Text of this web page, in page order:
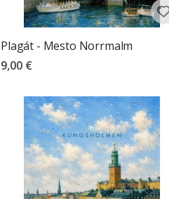
Plagát - Mesto Norrmalm
9,00 €